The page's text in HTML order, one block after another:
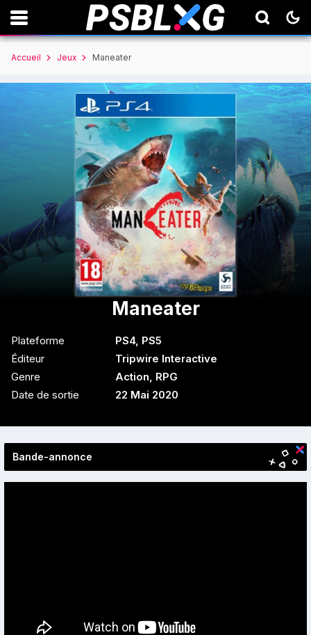
Accueil Jeux Maneater
Maneater
Plateforme PS4, PS5
Éditeur
Tripwire Interactive
Genre
Action, RPG
Date de sortie
22 Mai 2020
Bande-annonce